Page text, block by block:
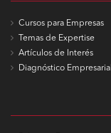
Cursos para Empresas
Temas de Expertise
Artículos de Interés
Diagnóstico Empresarial